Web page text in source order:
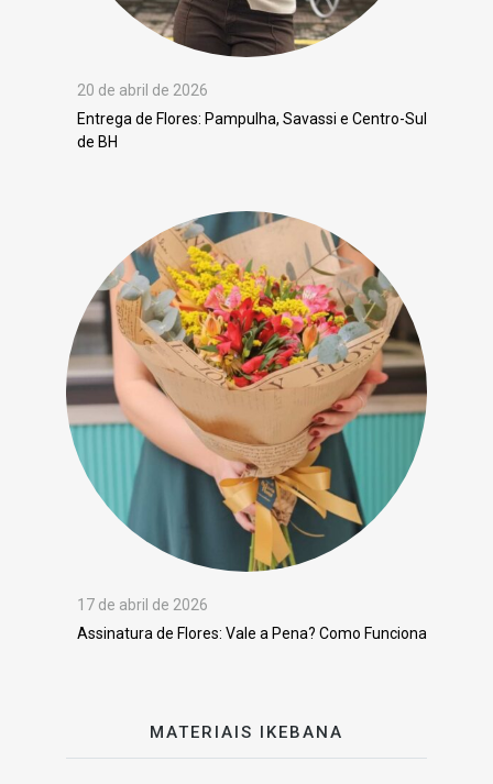
20 de abril de 2026
Entrega de Flores: Pampulha, Savassi e Centro-Sul
de BH
17 de abril de 2026
Assinatura de Flores: Vale a Pena? Como Funciona
MATERIAIS IKEBANA